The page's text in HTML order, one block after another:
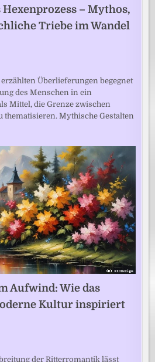
– Mythos,
Triebe im Wandel
Überlieferungen begegnet
des Menschen in ein
Mittel, die Grenze zwischen
thematisieren. Mythische Gestalten
Aufwind: Wie das
Kultur inspiriert
der Ritterromantik lässt